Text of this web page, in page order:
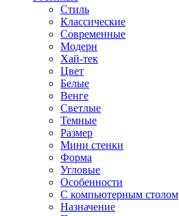
Стиль
Классические
Современные
Модерн
Хай-тек
Цвет
Белые
Венге
Светлые
Темные
Размер
Мини стенки
Форма
Угловые
Особенности
С компьютерным столом
Назначение